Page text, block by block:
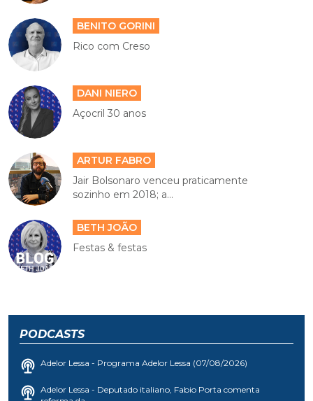
BENITO GORINI
Rico com Creso
DANI NIERO
Açocril 30 anos
ARTUR FABRO
Jair Bolsonaro venceu praticamente
sozinho em 2018; a...
BETH JOÃO
Festas & festas
PODCASTS
Adelor Lessa - Programa Adelor Lessa (07/08/2026)
Adelor Lessa - Deputado italiano, Fabio Porta comenta